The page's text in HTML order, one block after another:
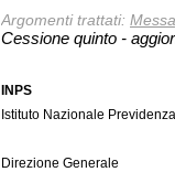
Argomenti trattati:
Cessione quinto -
INPS
Istituto Nazionale
Direzione Generale